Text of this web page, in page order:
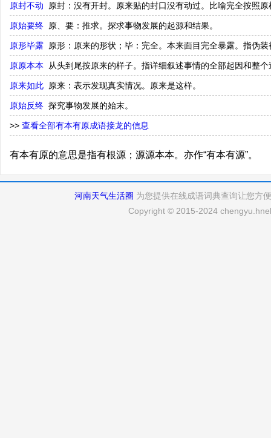
原封不动 原封：没有开封。原来贴的封口没有动过。比喻完全按照
原始要终 原、要：推求。探求事物发展的起源和结果。
原形毕露 原形：原来的形状；毕：完全。本来面目完全暴露。指伪
原原本本 从头到尾按原来的样子。指详细叙述事情的全部起因和整
原来如此 原来：表示发现真实情况。原来是这样。
原始反终 探究事物发展的始末。
>> 查看全部有本有原成语接龙的信息
有本有原的意思是指有根源；源源本本。亦作“有本有源”。
河南天气生活圈 为您提供在线成语词典查询让您方
Copyright © 2015-2024